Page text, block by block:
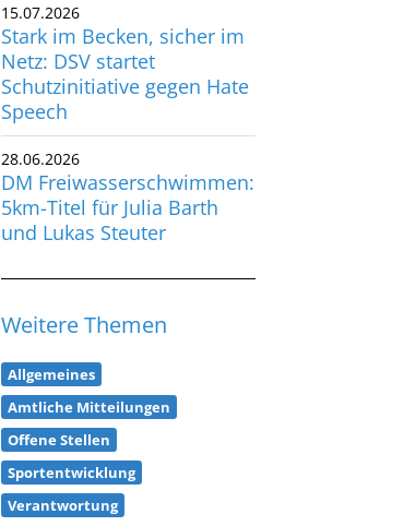
15.07.2026
Stark im Becken, sicher im
Netz: DSV startet
Schutzinitiative gegen Hate
Speech
28.06.2026
DM Freiwasserschwimmen:
5km-Titel für Julia Barth
und Lukas Steuter
Weitere Themen
Allgemeines
Amtliche Mitteilungen
Offene Stellen
Sportentwicklung
Verantwortung